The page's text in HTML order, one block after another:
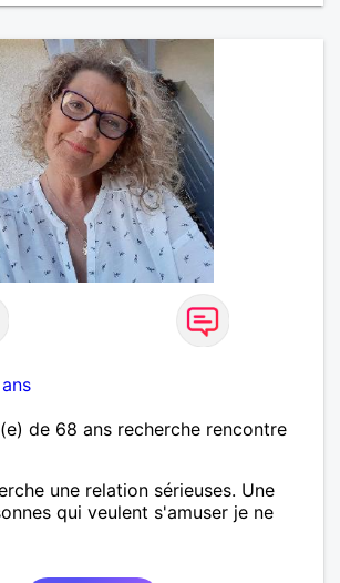
de 68 ans recherche rencontre
une relation sérieuses. Une
qui veulent s'amuser je ne